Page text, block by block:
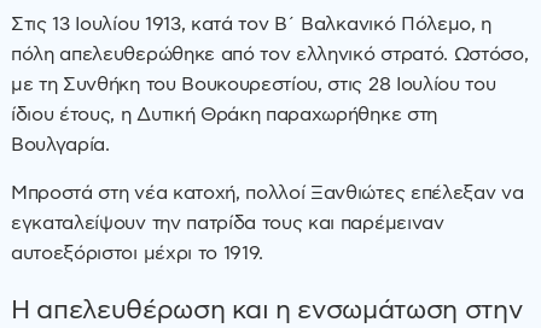
Στις 13 Ιουλίου 1913, κατά τον Β΄ Βαλκανικό Πόλεμο, η
πόλη απελευθερώθηκε από τον ελληνικό στρατό. Ωστόσο,
με τη Συνθήκη του Βουκουρεστίου, στις 28 Ιουλίου του
ίδιου έτους, η Δυτική Θράκη παραχωρήθηκε στη
Βουλγαρία.
Μπροστά στη νέα κατοχή, πολλοί Ξανθιώτες επέλεξαν να
εγκαταλείψουν την πατρίδα τους και παρέμειναν
αυτοεξόριστοι μέχρι το 1919.
Η απελευθέρωση και η ενσωμάτωση στην